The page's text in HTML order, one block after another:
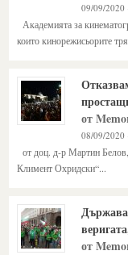
09/09/2020
Академията за
които кинорежисьорите
от
08/09/2020
от доц. д-р Мартин
Климент Охридски“...
от